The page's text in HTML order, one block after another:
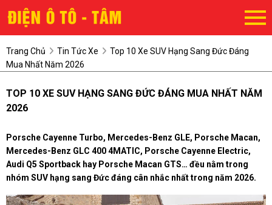
Trang Chủ Tin Tức Xe
Top 10 Xe SUV Hạng Sang Đức Đáng
Mua Nhất Năm 2026
TOP 10 XE SUV HẠNG SANG ĐỨC ĐÁNG MUA NHẤT NĂM
2026
Porsche Cayenne Turbo, Mercedes-Benz GLE, Porsche Macan,
Mercedes-Benz GLC 400 4MATIC, Porsche Cayenne Electric,
Audi Q5 Sportback hay Porsche Macan GTS… đều nằm trong
nhóm SUV hạng sang Đức đáng cân nhắc nhất trong năm 2026.